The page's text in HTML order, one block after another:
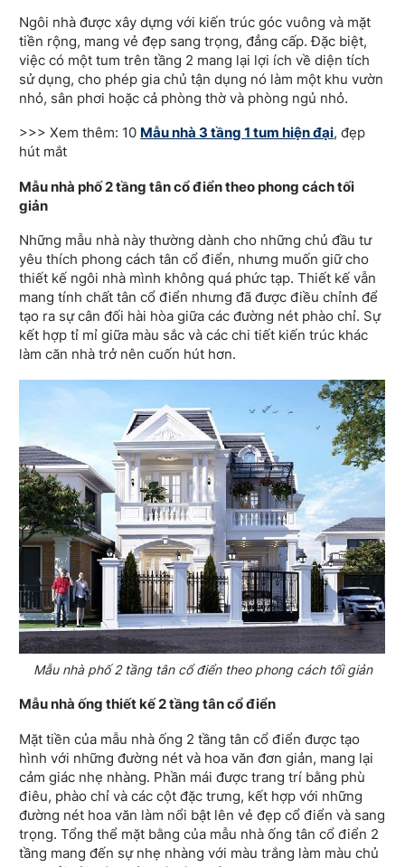
Ngôi nhà được xây dựng với kiến trúc góc vuông và mặt
tiền rộng, mang vẻ đẹp sang trọng, đẳng cấp. Đặc biệt,
việc có một tum trên tầng 2 mang lại lợi ích về diện tích
sử dụng, cho phép gia chủ tận dụng nó làm một khu vườn
nhỏ, sân phơi hoặc cả phòng thờ và phòng ngủ nhỏ.
>>> Xem thêm: 10 Mẫu nhà 3 tầng 1 tum hiện đại, đẹp
hút mắt
Mẫu nhà phố 2 tầng tân cổ điển theo phong cách tối
giản
Những mẫu nhà này thường dành cho những chủ đầu tư
yêu thích phong cách tân cổ điển, nhưng muốn giữ cho
thiết kế ngôi nhà mình không quá phức tạp. Thiết kế vẫn
mang tính chất tân cổ điển nhưng đã được điều chỉnh để
tạo ra sự cân đối hài hòa giữa các đường nét phào chỉ. Sự
kết hợp tỉ mỉ giữa màu sắc và các chi tiết kiến trúc khác
làm căn nhà trở nên cuốn hút hơn.
Mẫu nhà phố 2 tầng tân cổ điển theo phong cách tối giản
Mẫu nhà ống thiết kế 2 tầng tân cổ điển
Mặt tiền của mẫu nhà ống 2 tầng tân cổ điển được tạo
hình với những đường nét và hoa văn đơn giản, mang lại
cảm giác nhẹ nhàng. Phần mái được trang trí bằng phù
điêu, phào chỉ và các cột đặc trưng, kết hợp với những
đường nét hoa văn làm nổi bật lên vẻ đẹp cổ điển và sang
trọng. Tổng thể mặt bằng của mẫu nhà ống tân cổ điển 2
tầng mang đến sự nhẹ nhàng với màu trắng làm màu chủ